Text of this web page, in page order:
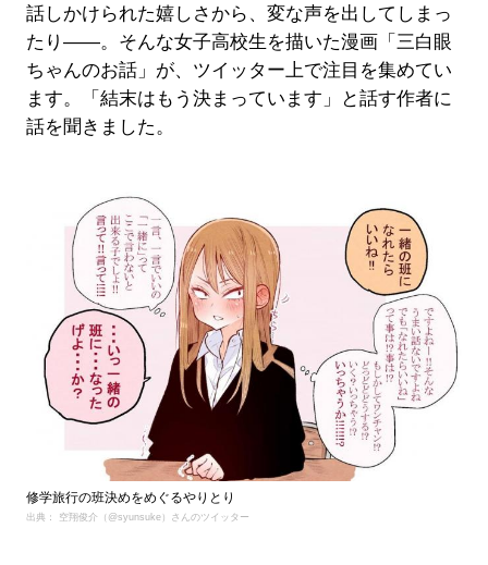
話しかけられた嬉しさから、変な声を出してしまっ
たり――。そんな女子高校生を描いた漫画「三白眼
ちゃんのお話」が、ツイッター上で注目を集めてい
ます。「結末はもう決まっています」と話す作者に
話を聞きました。
修学旅行の班決めをめぐるやりとり
出典： 空翔俊介（@syunsuke）さんのツイッター